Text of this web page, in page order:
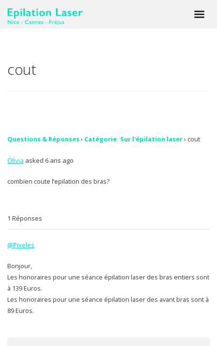
cout
Questions & Réponses› Catégorie: Sur l'épilation laser› cout
Olivia asked 6 ans ago
combien coute l’epilation des bras?
1 Réponses
@Pixeles
Bonjour,
Les honoraires pour une séance épilation laser des bras entiers sont
à 139 Euros.
Les honoraires pour une séance épilation laser des avant bras sont à
89 Euros.